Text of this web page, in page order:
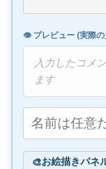
👁️ プレビュー (実際の
入力したコメ
ます
🎨お絵描きパネ